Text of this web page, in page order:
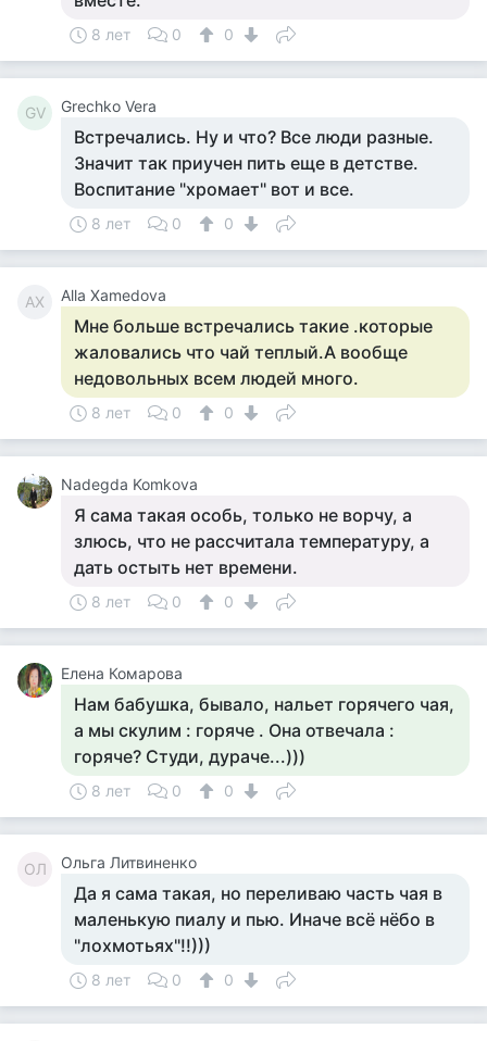
8 лет 0 0
GV Grechko Vera
Встречались. Ну и что? Все люди разные.
Значит так приучен пить еще в детстве.
Воспитание "хромает" вот и все.
8 лет 0 0
AX Alla Xamedova
Мне больше встречались такие .которые
жаловались что чай теплый.А вообще
недовольных всем людей много.
8 лет 0 0
Nadegda Komkova
Я сама такая особь, только не ворчу, а
злюсь, что не рассчитала температуру, а
дать остыть нет времени.
8 лет 0 0
Елена Комарова
Нам бабушка, бывало, нальет горячего чая,
а мы скулим : горяче . Она отвечала :
горяче? Студи, дураче...)))
8 лет 0 0
ОЛ Ольга Литвиненко
Да я сама такая, но переливаю часть чая в
маленькую пиалу и пью. Иначе всё нёбо в
"лохмотьях"!!)))
8 лет 0 0